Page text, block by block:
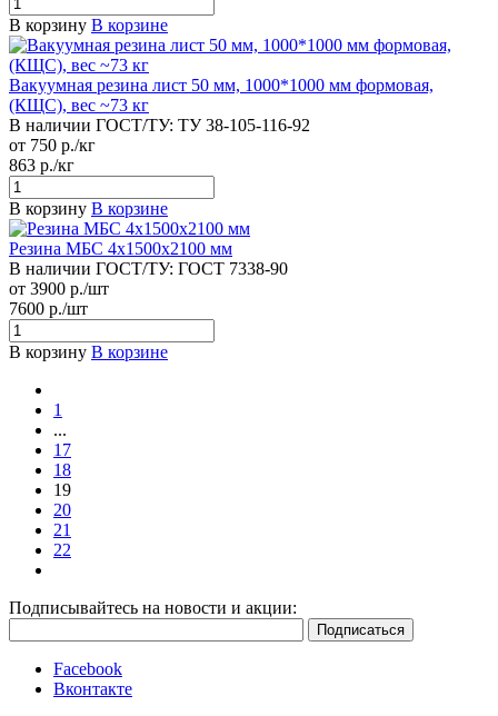
В корзину В корзине
Вакуумная резина лист 50 мм, 1000*1000 мм формовая,
(КЩС), вес ~73 кг
В наличии ГОСТ/ТУ: ТУ 38-105-116-92
от 750 р./кг
863 р./кг
В корзину В корзине
Резина МБС 4х1500х2100 мм
В наличии ГОСТ/ТУ: ГОСТ 7338-90
от 3900 р./шт
7600 р./шт
В корзину В корзине
1
...
17
18
19
20
21
22
Подписывайтесь на новости и акции:
Facebook
Вконтакте